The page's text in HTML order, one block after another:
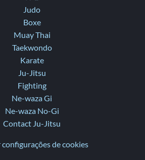
Judo
Boxe
Muay Thai
Taekwondo
Karate
Ju-Jitsu
Fighting
Ne-waza Gi
Ne-waza No-Gi
Contact Ju-Jitsu
de cookies